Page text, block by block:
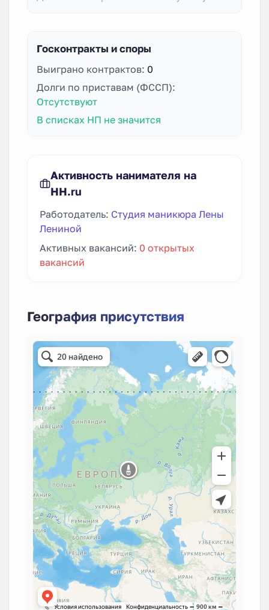
Госконтракты и споры
Выиграно контрактов: 0
Долги по приставам (ФССП):
Отсутствуют
В списках НП не значится
Активность нанимателя на
HH.ru
Работодатель: Студия маникюра Лены
Лениной
Активных вакансий: 0 открытых
вакансий
География присутствия